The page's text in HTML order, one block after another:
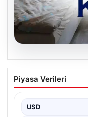
KYK Yurt
Ücretleri
adaylar ve
yapılmış…
Piyasa Verileri
USD